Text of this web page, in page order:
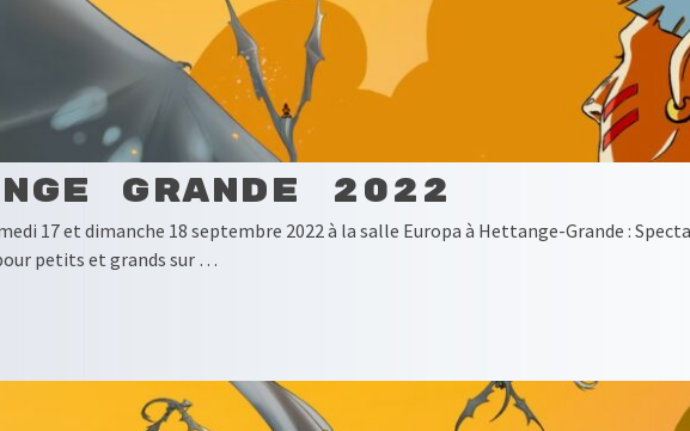
Grande 2022
17 et dimanche 18 septembre 2022 à la salle Europa à Hettange-Grande :
petits et grands sur …